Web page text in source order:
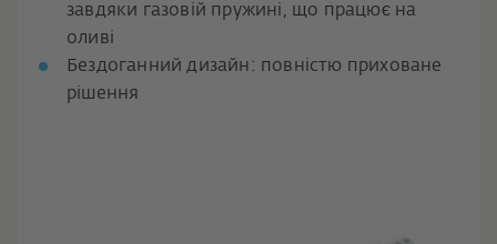
завдяки газовій пружині, що працює на
оливі
Бездоганний дизайн: повністю приховане
рішення